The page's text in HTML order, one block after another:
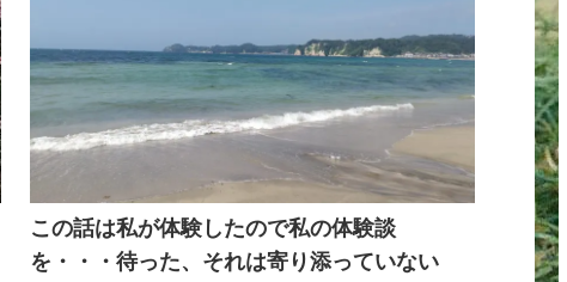
この話は私が体験したので私の体験談
を・・・待った、それは寄り添っていない